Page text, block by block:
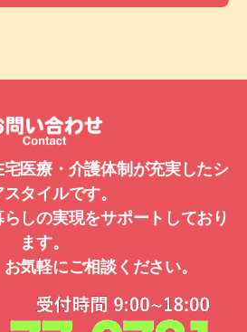
医療・介護体制が充実したシ
タイルです。
しの実現をサポートしており
ます。
気軽にご相談ください。